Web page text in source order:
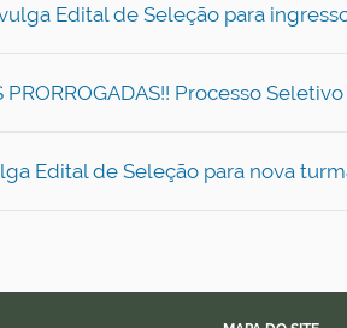
Edital de Seleção para
PRORROGADAS!! Processo
Edital de Seleção para nova